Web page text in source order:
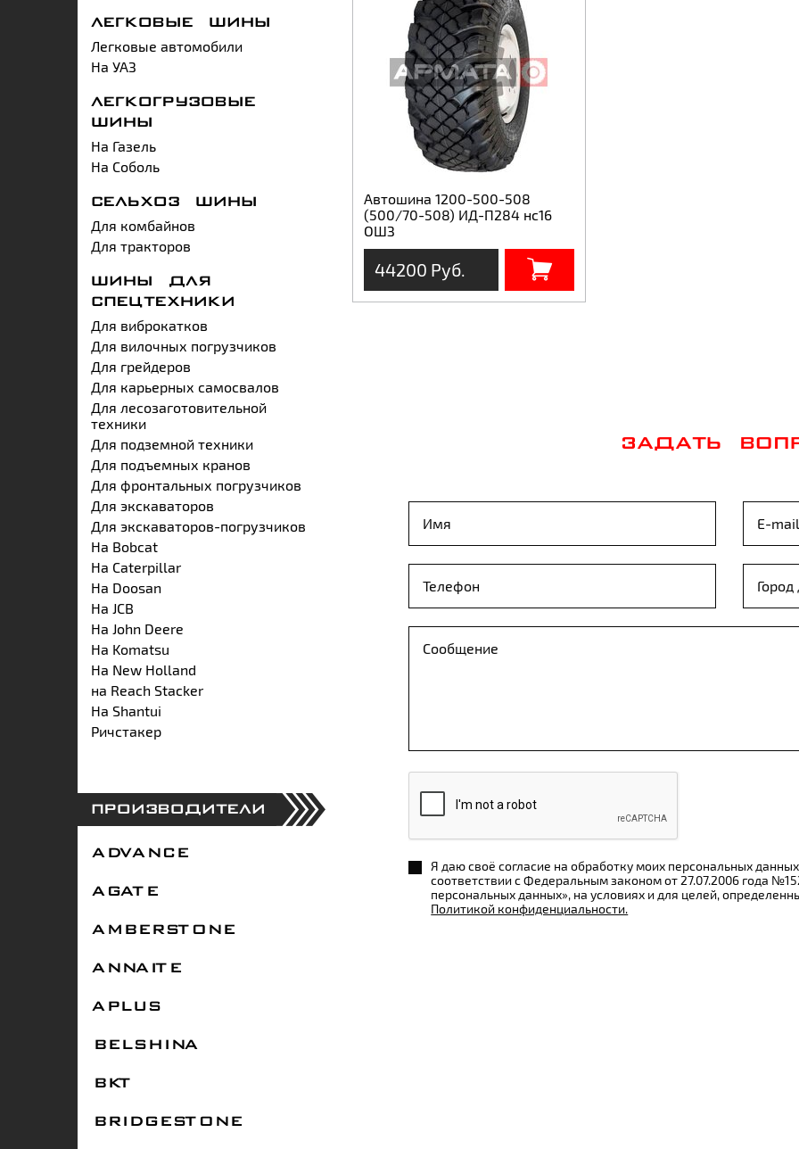
ЛЕГКОВЫЕ ШИНЫ
Легковые автомобили
На УАЗ
ЛЕГКОГРУЗОВЫЕ
ШИНЫ
На Газель
На Соболь
СЕЛЬХОЗ ШИНЫ
Для комбайнов
Для тракторов
ШИНЫ ДЛЯ
СПЕЦТЕХНИКИ
Для виброкатков
Для вилочных погрузчиков
Для грейдеров
Для карьерных самосвалов
Для лесозаготовительной
техники
Для подземной техники
Для подъемных кранов
Для фронтальных погрузчиков
Для экскаваторов
Для экскаваторов-погрузчиков
На Bobcat
На Caterpillar
На Doosan
На JCB
На John Deere
На Komatsu
На New Holland
на Reach Stacker
На Shantui
Ричстакер
ПРОИЗВОДИТЕЛИ
ADVANCE
AGATE
AMBERSTONE
ANNAITE
APLUS
BELSHINA
BKT
BRIDGESTONE
Автошина 1200-500-508
(500/70-508) ИД-П284 нс16
ОШЗ
44200 Руб.
ЗАДАТЬ
Я даю своё согласие на обработку моих персональных
соответствии с Федеральным законом от 27.07.2006 года
персональных данных», на условиях и для целей,
Политикой конфиденциальности.